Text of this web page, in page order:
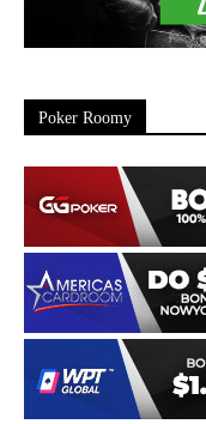
Poker Roomy